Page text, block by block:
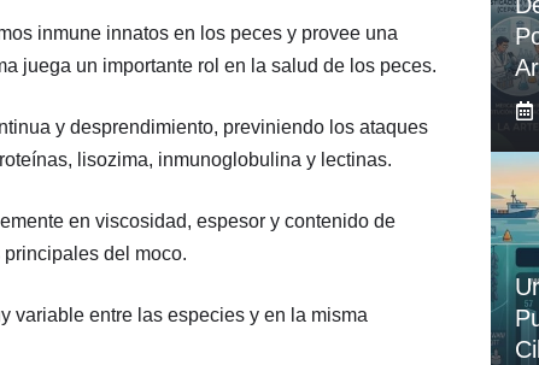
inmune innatos en los peces y provee una
juega un importante rol en la salud de los peces.
y desprendimiento, previniendo los ataques
lisozima, inmunoglobulina y lectinas.
en viscosidad, espesor y contenido de
del moco.
variable entre las especies y en la misma